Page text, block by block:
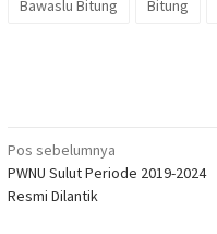
Bawaslu Bitung Bitung
Navigasi
pos
Pos sebelumnya
PWNU Sulut Periode 2019-2024
Resmi Dilantik